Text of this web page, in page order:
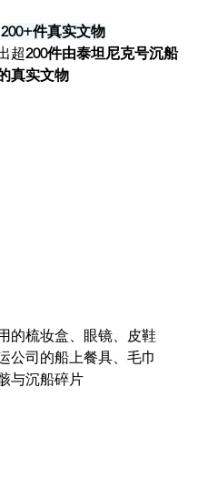
200+件真实文物
超200件由泰坦尼克号沉船
真实文物
的梳妆盒、眼镜、皮鞋
公司的船上餐具、毛巾
与沉船碎片